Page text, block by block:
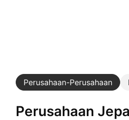
Perusahaan-Perusahaan
Perusahaan Jepang yang terlibat dalam